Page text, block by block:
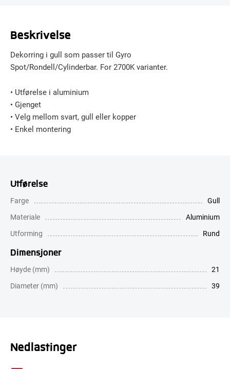
Beskrivelse
Dekorring i gull som passer til Gyro
Spot/Rondell/Cylinderbar. For 2700K varianter.
• Utførelse i aluminium
• Gjenget
• Velg mellom svart, gull eller kopper
• Enkel montering
Utførelse
Farge
Gull
Materiale
Aluminium
Utforming
Rund
Dimensjoner
Høyde (mm)
21
Diameter (mm)
39
Nedlastinger